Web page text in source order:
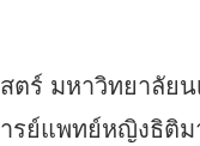
ร์ มหาวิทยาลัยน
รย์แพทย์หญิงธิติ